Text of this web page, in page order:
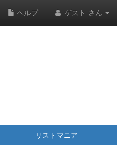
ヘルプ ゲスト さん
リストマニア